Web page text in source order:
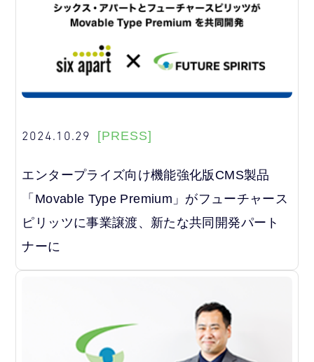
2024.10.29 [PRESS]
エンタープライズ向け機能強化版CMS製品
「Movable Type Premium」がフューチャース
ピリッツに事業譲渡、新たな共同開発パート
ナーに